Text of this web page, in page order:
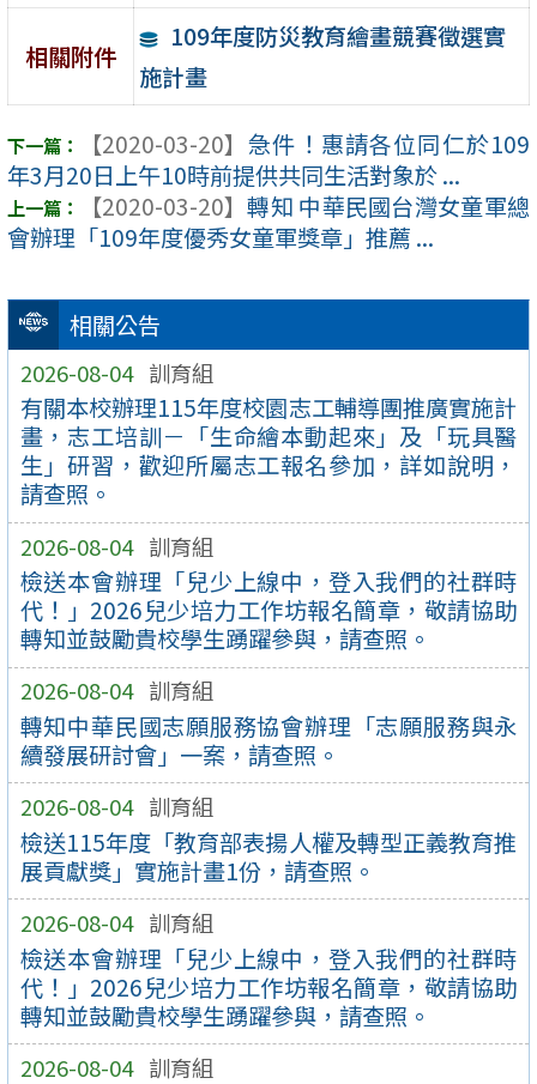
相關公告
2026-08-04 訓育組
有關本校辦理115年度校園志工輔導團推廣實施計
畫，志工培訓－「生命繪本動起來」及「玩具醫
生」研習，歡迎所屬志工報名參加，詳如說明，
請查照。
2026-08-04 訓育組
檢送本會辦理「兒少上線中，登入我們的社群時
代！」2026兒少培力工作坊報名簡章，敬請協助
轉知並鼓勵貴校學生踴躍參與，請查照。
2026-08-04 訓育組
轉知中華民國志願服務協會辦理「志願服務與永
續發展研討會」一案，請查照。
2026-08-04 訓育組
檢送115年度「教育部表揚人權及轉型正義教育推
展貢獻獎」實施計畫1份，請查照。
2026-08-04 訓育組
檢送本會辦理「兒少上線中，登入我們的社群時
代！」2026兒少培力工作坊報名簡章，敬請協助
轉知並鼓勵貴校學生踴躍參與，請查照。
2026-08-04 訓育組
相關附件
109年度防災教育繪畫競賽徵選實
施計畫
【2020-03-20】 急件！惠請各位同仁於109
年3月20日上午10時前提供共同生活對象於 ...
【2020-03-20】 轉知 中華民國台灣女童軍總
會辦理「109年度優秀女童軍獎章」推薦 ...